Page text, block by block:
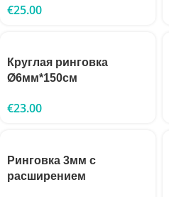
€25.00
Круглая ринговка
Ø6мм*150см
€23.00
Ринговка 3мм с
расширением